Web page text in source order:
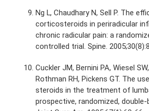
Ng L, Chaudhary N, Sell P. The
corticosteroids in periradicular
chronic radicular pain: a
controlled trial. Spine.
Cuckler JM, Bernini PA, Wiesel
Rothman RH, Pickens GT. The
steroids in the treatment of
prospective, randomized, double-